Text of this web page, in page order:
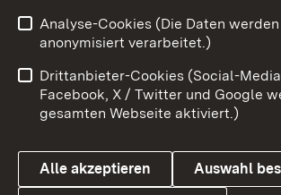
Impressum
Kontakt
Barrierefreiheit
Datenschutz
Cookies
Analyse-Cookies (Die Daten
anonymisiert verarbeitet.)
Drittanbieter-Cookies (Social-
Facebook, X / Twitter und Google
gesamten Webseite aktiviert.)
Alle akzeptieren Auswahl